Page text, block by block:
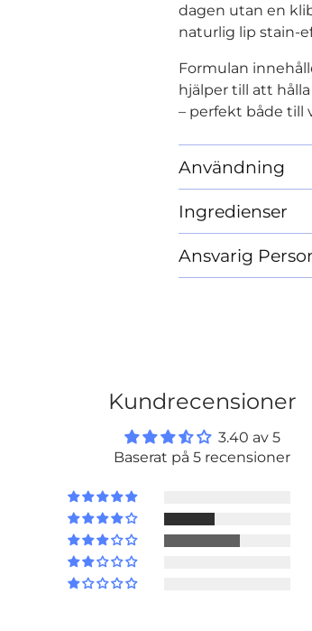
dagen utan en
naturlig lip stain-
Formulan
hjälper till att
– perfekt både till
Användning
Ingredienser
Ansvarig
Kundrecensioner
3.40 av 5
Baserat på 5 recensioner